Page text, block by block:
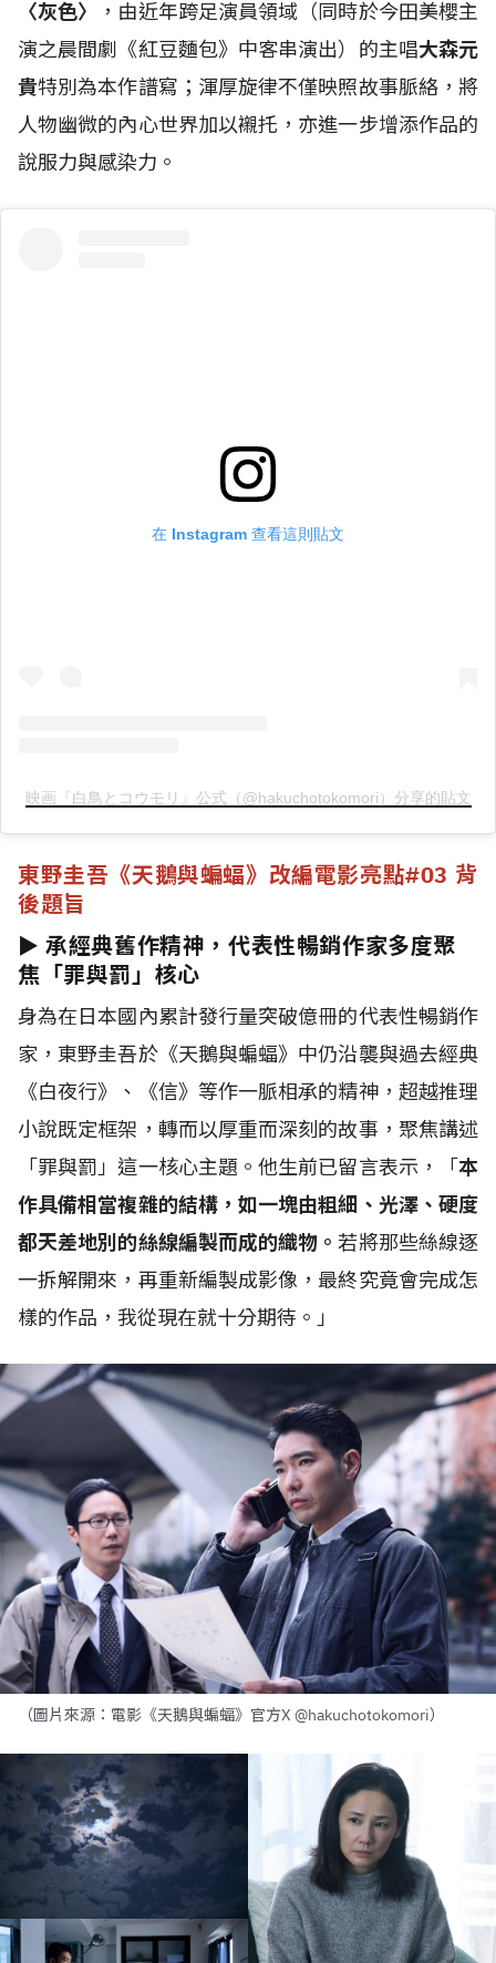
〈灰色〉
，由近年跨足演員領域（同時於今田美櫻主
演之晨間劇《紅豆麵包》中客串演出）的主唱大森元
貴特別為本作譜寫；渾厚旋律不僅映照故事脈絡，將
人物幽微的內心世界加以襯托，亦進一步增添作品的
說服力與感染力。
在 Instagram 查看這則貼文
映画『白鳥とコウモリ』公式（@hakuchotokomori）分享的貼文
東野圭吾《天鵝與蝙蝠》改編電影亮點#03 背
後題旨
► 承經典舊作精神，代表性暢銷作家多度聚
焦「罪與罰」核心
身為在日本國內累計發行量突破億冊的代表性暢銷作
家，東野圭吾於《天鵝與蝙蝠》中仍沿襲與過去經典
《白夜行》、《信》等作一脈相承的精神，超越推理
小說既定框架，轉而以厚重而深刻的故事，聚焦講述
「罪與罰」這一核心主題。他生前已留言表示，「本
作具備相當複雜的結構，如一塊由粗細、光澤、硬度
都天差地別的絲線編製而成的織物。 若將那些絲線逐
一拆解開來，再重新編製成影像，最終究竟會完成怎
樣的作品，我從現在就十分期待。」
（圖片來源：電影《天鵝與蝙蝠》官方X @hakuchotokomori）